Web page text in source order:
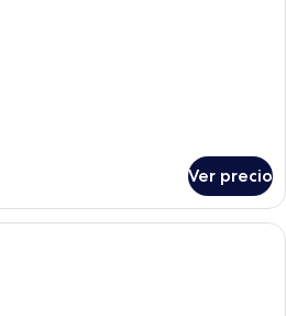
Ver precio